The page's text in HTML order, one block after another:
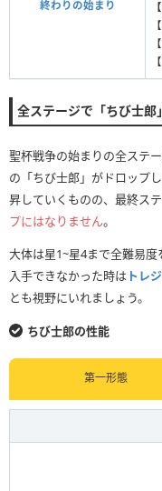
終わりの始まり
全ステージで「ちび士郎
聖杯戦争の始まりの全ステ
の「ちび士郎」がドロップ
昇していくものの、最終ス
プにはなりません。
大体は星1~星4まで全難易
入手できなかった時は トレ
とも視野にいれましょう。
ちび士郎の性能
第一形態